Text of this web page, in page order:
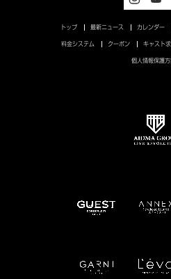
トップ 最新ニュース カレンダー
料金システム クーポン キャスト
個人情報保護方